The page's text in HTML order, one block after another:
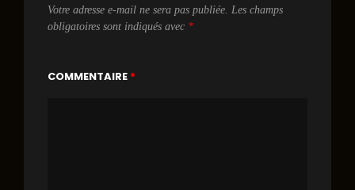
Votre adresse e-mail ne sera pas publiée. Les champs
obligatoires sont indiqués avec *
COMMENTAIRE *